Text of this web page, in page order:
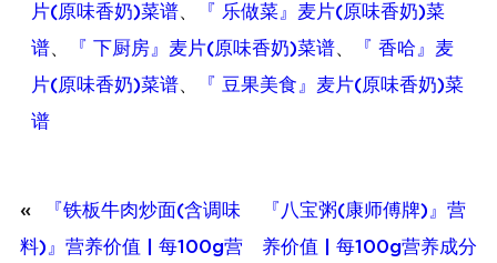
片(原味香奶)菜谱、
『 乐做菜』麦片(原味香奶)菜
谱、 『 下厨房』麦片(原味香奶)菜谱、
『 香哈』麦
片(原味香奶)菜谱、
『 豆果美食』麦片(原味香奶)菜
谱
«
『铁板牛肉炒面(含调味
料)』营养价值 | 每100g营
『八宝粥(康师傅牌)』营
养价值 | 每100g营养成分